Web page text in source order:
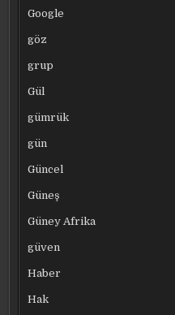
Google
göz
grup
Gül
gümrük
gün
Güncel
Güneş
Güney Afrika
güven
Haber
Hak